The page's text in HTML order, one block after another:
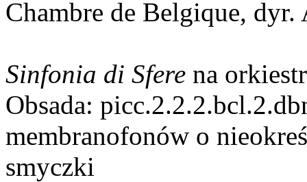
Chambre de Belgique,
Sinfonia di Sfere na
Obsada:
membranofonów o
smyczki